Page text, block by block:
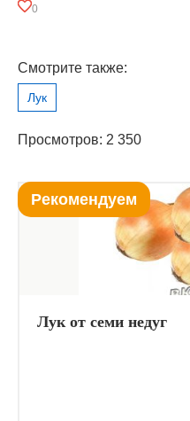
0
Смотрите также:
Лук
Просмотров: 2 350
Рекомендуем
Лук от семи недуг